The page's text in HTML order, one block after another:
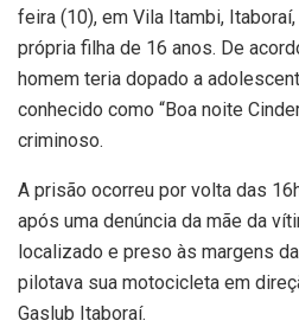
feira (10), em Vila Itambi,
própria filha de 16 anos. De
homem teria dopado a
conhecido como “Boa noite
criminoso.
A prisão ocorreu por volta das
após uma denúncia da mãe da
localizado e preso às margens
pilotava sua motocicleta em
Gaslub Itaboraí.